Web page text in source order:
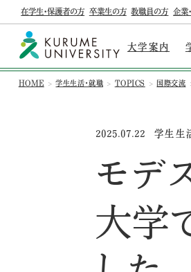
在学生・保護者の方 卒業生の方 教職員の方 企業
大学案内
HOME 学生生活・就職 TOPICS 国際交流
2025.07.22 学生生
モデ
大学